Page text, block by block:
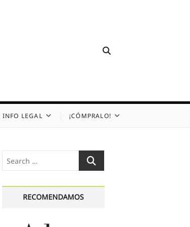
INFO LEGAL ¡CÓMPRALO!
Search
…
RECOMENDAMOS